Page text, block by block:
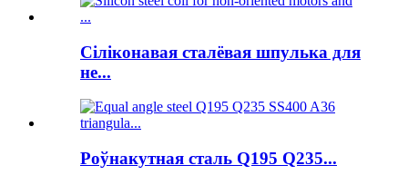
Сіліконавая сталёвая шпулька для
не...
Роўнакутная сталь Q195 Q235...